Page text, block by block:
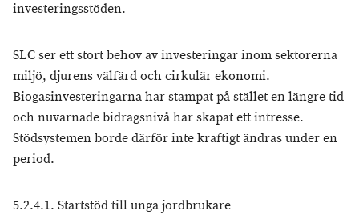
investeringsstöden.
SLC ser ett stort behov av investeringar inom sektorerna
miljö, djurens välfärd och cirkulär ekonomi.
Biogasinvesteringarna har stampat på stället en längre tid
och nuvarnade bidragsnivå har skapat ett intresse.
Stödsystemen borde därför inte kraftigt ändras under en
period.
5.2.4.1. Startstöd till unga jordbrukare